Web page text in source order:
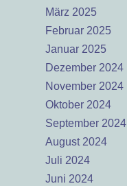
März 2025
Februar 2025
Januar 2025
Dezember 2024
November 2024
Oktober 2024
September 2024
August 2024
Juli 2024
Juni 2024